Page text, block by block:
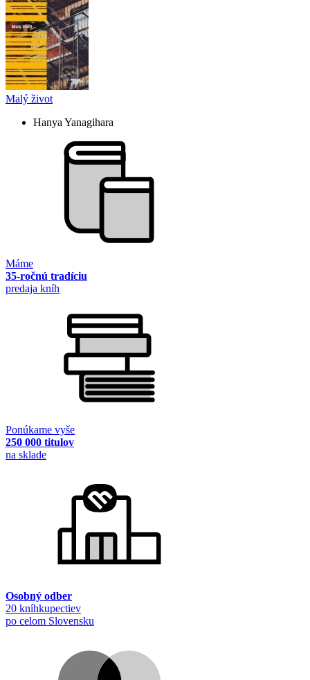
Malý život
Hanya Yanagihara
Máme
35-ročnú tradíciu
predaja kníh
Ponúkame vyše
250 000 titulov
na sklade
Osobný odber
20 kníhkupectiev
po celom Slovensku